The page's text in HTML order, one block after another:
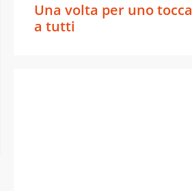
Una volta per uno tocca
a tutti